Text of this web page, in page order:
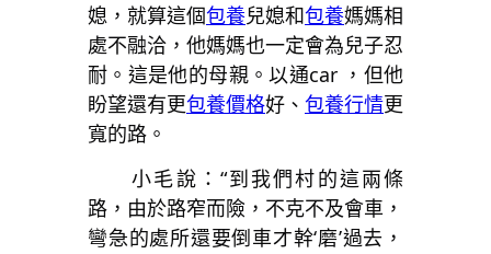
媳，就算這個包養兒媳和包養媽媽相
處不融洽，他媽媽也一定會為兒子忍
耐。這是他的母親。以通car ，但他
盼望還有更包養價格好、 包養行情更
寬的路。
小毛說：“到我們村的這兩條
路，由於路窄而險，不克不及會車，
彎急的處所還要倒車才幹‘磨’過去，